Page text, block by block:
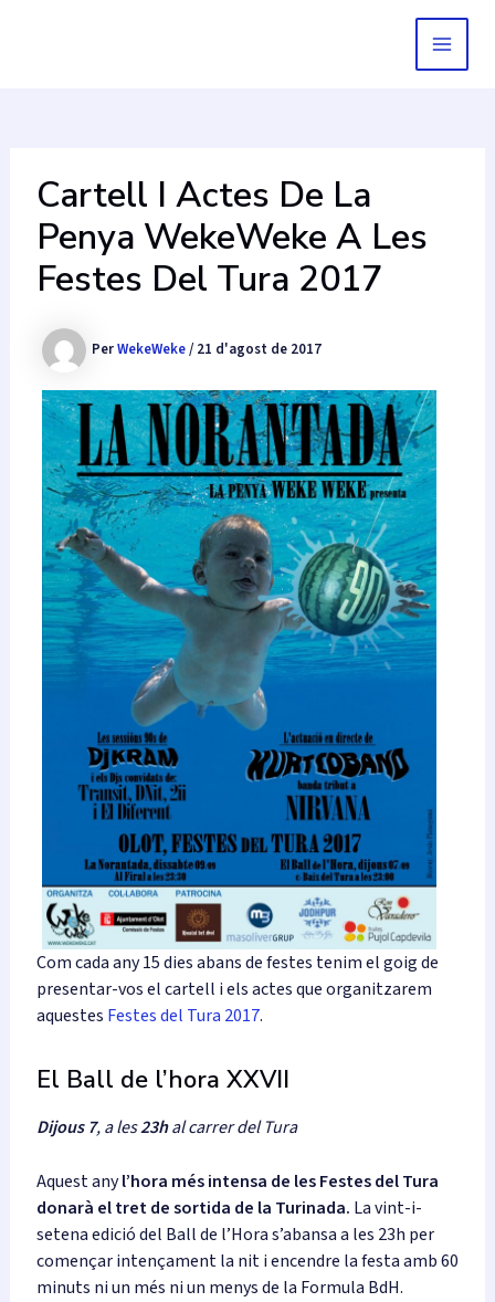
MAIN
Cartell I Actes De La
Penya WekeWeke A Les
Festes Del Tura 2017
PerWekeWeke/ 21 d'agost de 2017
Com cada any 15 dies abans de festes tenim el goig de
presentar-vos el cartell i els actes que organitzarem
aquestes Festes del Tura 2017.
El Ball de l’hora XXVII
Dijous 7, a les23hal carrer del Tura
Aquest anyl’hora més intensa de les Festes del Tura
donarà el tret de sortida de la Turinada. La vint-i-
setena edició del Ball de l’Hora s’abansa a les 23h per
començar intençament la nit i encendre la festa amb 60
minuts ni un més ni un menys de la Formula BdH.